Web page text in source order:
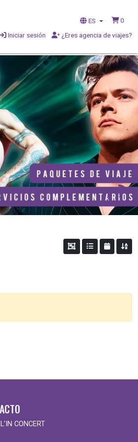
ES
0
Iniciar sesión
¿Eres agencia de viajes?
1s
CONCERT